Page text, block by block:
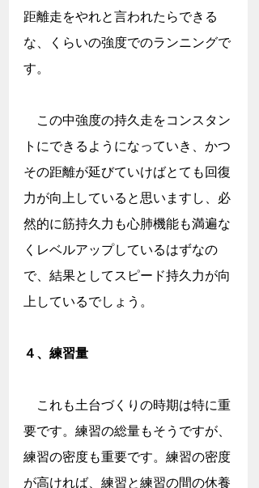
距離走をやれと言われたらできる
な、くらいの強度でのランニングで
す。
この中強度の持久走をコンスタン
トにできるようになっていき、かつ
その距離が延びていけばとても回復
力が向上していると思いますし、必
然的に筋持久力も心肺機能も満遍な
くレベルアップしているはずなの
で、結果としてスピード持久力が向
上しているでしょう。
４、練習量
これも土台づくりの時期は特に重
要です。練習の総量もそうですが、
練習の密度も重要です。練習の密度
が高ければ、練習と練習の間の休養